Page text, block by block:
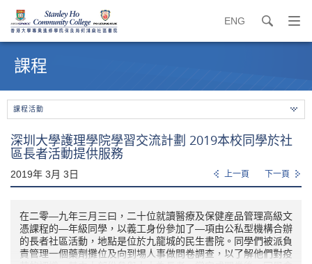
ENG search
打
開
始
課程
課程活動
深圳大學護理學院學習交流計劃 2019本校同學於社
區長者活動提供服務
2019年 3月 3日 上一頁 下一頁
在二零—九年三月三曰，二十位就讀醫療及保健産品管理高級文
憑課程的—年級同學，以義工身份參加了—項由公私型機構合辦
的長者社區活動，地點是位於九龍城的民生書院。同學們被派負
責管理一個藥劑攤位及向到埸人事做問卷調查，以了解他們對疫